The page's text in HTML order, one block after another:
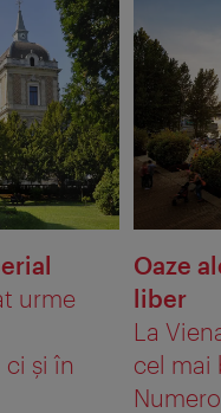
urme
şi în
Oaze
liber
La
cel mai